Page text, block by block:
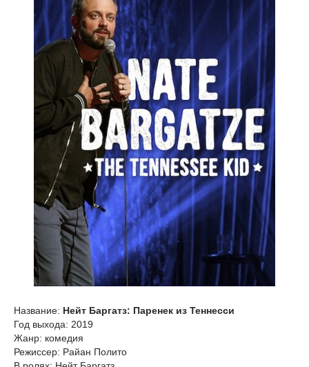
Название: Нейт Баргатз: Паренек из Теннесси
Год выхода: 2019
Жанр: комедия
Режиссер: Райан Полито